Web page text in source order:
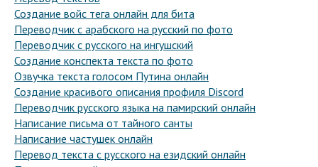
Создание войс тега онлайн для бита
Переводчик с арабского на русский по фото
Переводчик с русского на ингушский
Создание конспекта текста по фото
Озвучка текста голосом Путина онлайн
Создание красивого описания профиля Discord
Переводчик русского языка на памирский онлайн
Написание письма от тайного санты
Написание частушек онлайн
Перевод текста с русского на езидский онлайн